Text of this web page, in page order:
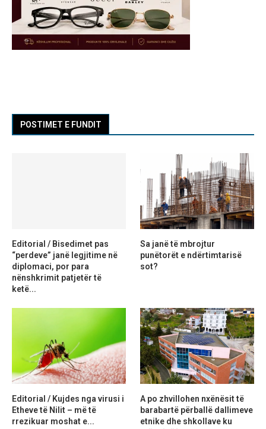
POSTIMET E FUNDIT
Editorial / Bisedimet pas
“perdeve” janë legjitime në
diplomaci, por para
nënshkrimit patjetër të
ketë...
Sa janë të mbrojtur
punëtorët e ndërtimtarisë
sot?
Editorial / Kujdes nga virusi i
Etheve të Nilit – më të
rrezikuar moshat e...
A po zhvillohen nxënësit të
barabartë përballë dallimeve
etnike dhe shkollave ku